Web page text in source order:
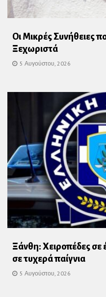
Οι Μικρές Συνήθειες
Ξεχωριστά
5 Αυγούστου, 2026
Ξάνθη: Χειροπέδες σε
σε τυχερά παίγνια
5 Αυγούστου, 2026